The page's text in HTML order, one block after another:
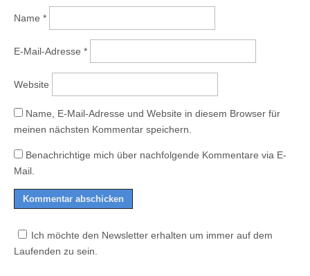
Name *
E-Mail-Adresse *
Website
Name, E-Mail-Adresse und Website in diesem Browser für
meinen nächsten Kommentar speichern.
Benachrichtige mich über nachfolgende Kommentare via E-
Mail.
Ich möchte den Newsletter erhalten um immer auf dem
Laufenden zu sein.